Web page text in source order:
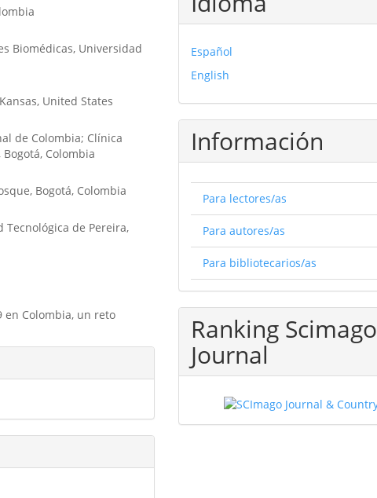
Biomédicas, Universidad
United States
de Colombia; Clínica
Colombia
Bogotá, Colombia
de Pereira,
en Colombia, un reto
Español
English
Información
Para lectores/as
Para autores/as
Para bibliotecarios/as
Ranking Scimago
Journal